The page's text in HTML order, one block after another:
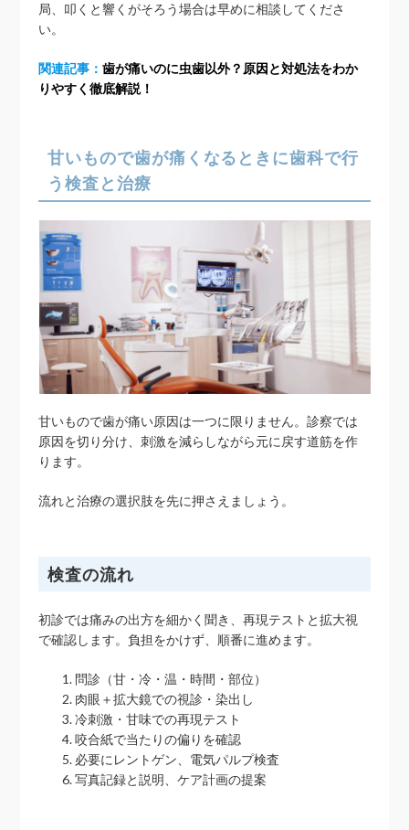
局、叩くと響くがそろう場合は早めに相談してくださ
い。
関連記事：歯が痛いのに虫歯以外？原因と対処法をわか
りやすく徹底解説！
甘いもので歯が痛くなるときに歯科で行
う検査と治療
甘いもので歯が痛い原因は一つに限りません。診察では
原因を切り分け、刺激を減らしながら元に戻す道筋を作
ります。
流れと治療の選択肢を先に押さえましょう。
検査の流れ
初診では痛みの出方を細かく聞き、再現テストと拡大視
で確認します。負担をかけず、順番に進めます。
問診（甘・冷・温・時間・部位）
肉眼＋拡大鏡での視診・染出し
冷刺激・甘味での再現テスト
咬合紙で当たりの偏りを確認
必要にレントゲン、電気パルプ検査
写真記録と説明、ケア計画の提案